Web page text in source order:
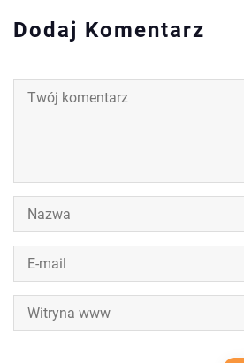
Dodaj Komentarz